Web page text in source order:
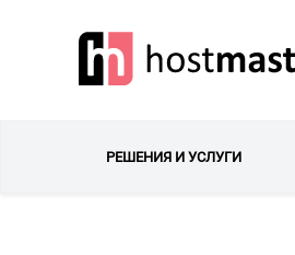
РЕШЕНИЯ И УСЛУГИ